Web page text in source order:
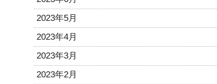
2023年5月
2023年4月
2023年3月
2023年2月